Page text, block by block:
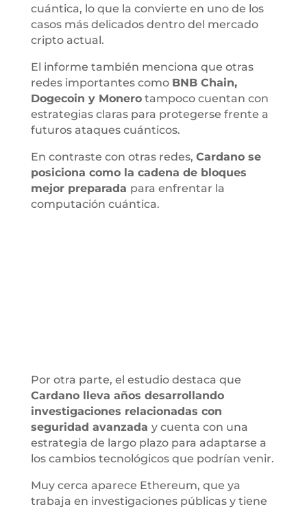
cuántica, lo que la convierte en uno de los
casos más delicados dentro del mercado
cripto actual.
El informe también menciona que otras
redes importantes como BNB Chain,
Dogecoin y Monerotampoco cuentan con
estrategias claras para protegerse frente a
futuros ataques cuánticos.
En contraste con otras redes, Cardano se
posiciona como la cadena de bloques
mejor preparada para enfrentar la
computación cuántica.
Por otra parte, el estudio destaca que
Cardano lleva años desarrollando
investigaciones relacionadas con
seguridad avanzada y cuenta con una
estrategia de largo plazo para adaptarse a
los cambios tecnológicos que podrían venir.
Muy cerca aparece Ethereum, que ya
trabaja en investigaciones públicas y tiene